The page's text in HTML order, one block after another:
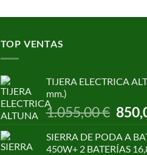
TOP VENTAS
TIJERA ELECTRICA
mm.)
1.055,00€ El
precio
original
era:
SIERRA DE PODA A
450W+ 2 BATERÍAS